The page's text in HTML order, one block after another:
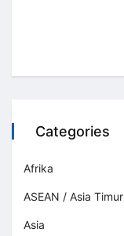
Categories
Afrika
ASEAN / Asia Timur
Asia